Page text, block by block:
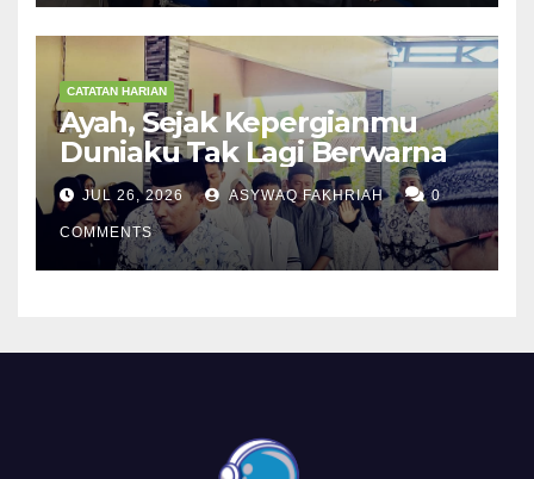
CATATAN HARIAN
Ayah, Sejak Kepergianmu
Duniaku Tak Lagi Berwarna
JUL 26, 2026 ASYWAQ FAKHRIAH 0
COMMENTS